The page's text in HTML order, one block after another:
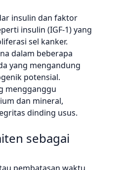
insulin dan faktor
insulin (IGF-1) yang
sel kanker.
dalam beberapa
yang mengandung
potensial.
mengganggu
dan mineral,
dinding usus.
sebagai